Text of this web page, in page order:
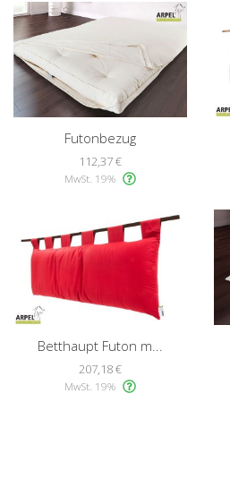
Futonbezug
112,37 €
MwSt. 19%
Betthaupt Futon m...
207,18 €
MwSt. 19%